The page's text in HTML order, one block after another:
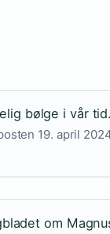
bølge i vår
19. april
om